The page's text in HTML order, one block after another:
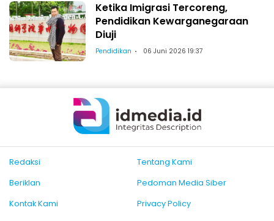
Ketika Imigrasi Tercoreng,
Pendidikan Kewarganegaraan
Diuji
Pendidikan 06 Juni 2026 19:37
Redaksi
Tentang Kami
Beriklan
Pedoman Media Siber
Kontak Kami
Privacy Policy